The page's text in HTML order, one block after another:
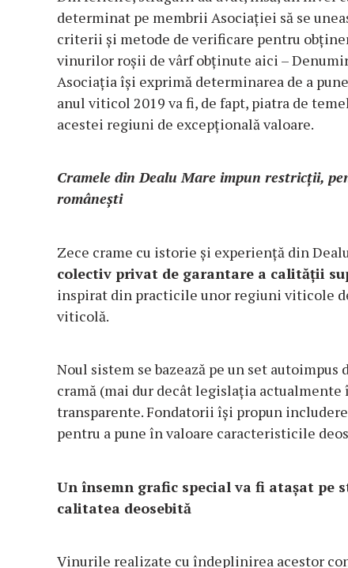
determinat pe membrii Asociației să se
criterii și metode de verificare pentru
vinurilor roșii de vârf obținute aici –
Asociația își exprimă determinarea de a
anul viticol 2019 va fi, de fapt, piatra de
acestei regiuni de excepțională valoare.
Cramele din Dealu Mare impun restricții,
românești
Zece crame cu istorie și experiență din
colectiv privat de garantare a calității
inspirat din practicile unor regiuni viticole
viticolă.
Noul sistem se bazează pe un set
cramă (mai dur decât legislația
transparente. Fondatorii își propun
pentru a pune în valoare caracteristicile
Un însemn grafic special va fi atașat pe
calitatea deosebită
Vinurile realizate cu îndeplinirea acestor